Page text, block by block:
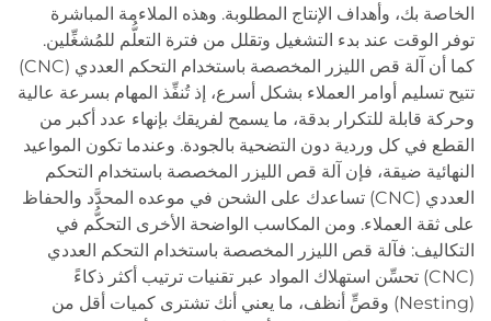
الخاصة بك، وأهداف الإنتاج المطلوبة. وهذه الملاءمة المباشرة
توفر الوقت عند بدء التشغيل وتقلل من فترة التعلُّم للمُشغِّلين.
كما أن آلة قص الليزر المخصصة باستخدام التحكم العددي (CNC)
تتيح تسليم أوامر العملاء بشكل أسرع، إذ تُنفِّذ المهام بسرعة عالية
وحركة قابلة للتكرار بدقة، ما يسمح لفريقك بإنهاء عدد أكبر من
القطع في كل وردية دون التضحية بالجودة. وعندما تكون المواعيد
النهائية ضيقة، فإن آلة قص الليزر المخصصة باستخدام التحكم
العددي (CNC) تساعدك على الشحن في موعده المحدَّد والحفاظ
على ثقة العملاء. ومن المكاسب الواضحة الأخرى التحكُّم في
التكاليف: فآلة قص الليزر المخصصة باستخدام التحكم العددي
(CNC) تحسِّن استهلاك المواد عبر تقنيات ترتيب أكثر ذكاءً
(Nesting) وقصٍّ أنظف، ما يعني أنك تشترى كميات أقل من